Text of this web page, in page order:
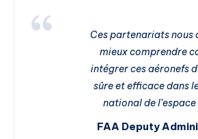
Ces partenariats nous
mieux comprendre
intégrer ces aéronefs
sûre et efficace dans
national de l’espace
FAA Deputy